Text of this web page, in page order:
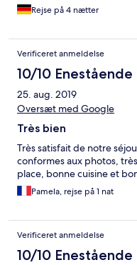
Rejse på 4 nætter
Verificeret anmeldelse
10/10 Enestående
25. aug. 2019
Oversæt med Google
Très bien
Très satisfait de notre
conformes aux photos,
place, bonne cuisine et
Pamela, rejse på 1 nat
Verificeret anmeldelse
10/10 Enestående